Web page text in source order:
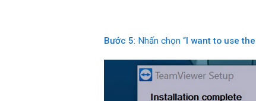
Bước 5: Nhấn chọn “I want to use